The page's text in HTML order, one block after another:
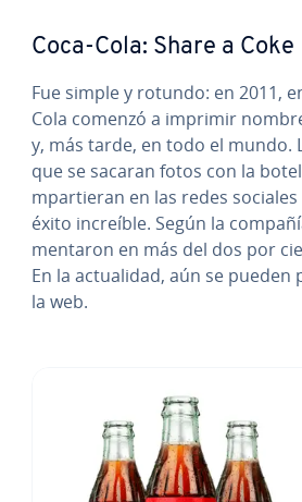
Coca-Cola: Share a Coke
Fue simple y rotundo: en 2011,
Cola comenzó a imprimir
y, más tarde, en todo el mundo.
que se sacaran fotos con la
m­pa­r­tie­ran en las redes sociales
éxito increíble. Según la
me­n­ta­ron en más del dos por
En la ac­tua­li­dad, aún se
la web.